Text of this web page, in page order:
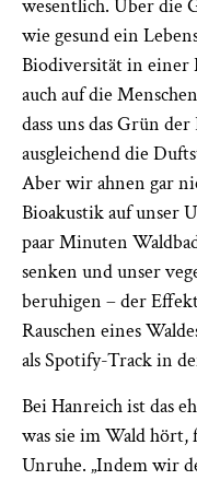
wesentlich. Über die
wie gesund ein
Biodiversität in einer
auch auf die
dass uns das Grün
ausgleichend die
Aber wir ahnen gar
Bioakustik auf unser
paar Minuten
senken und unser
beruhigen – der
Rauschen eines
als Spotify-Track in
Bei Hanreich ist das
was sie im Wald
Unruhe. „Indem wir